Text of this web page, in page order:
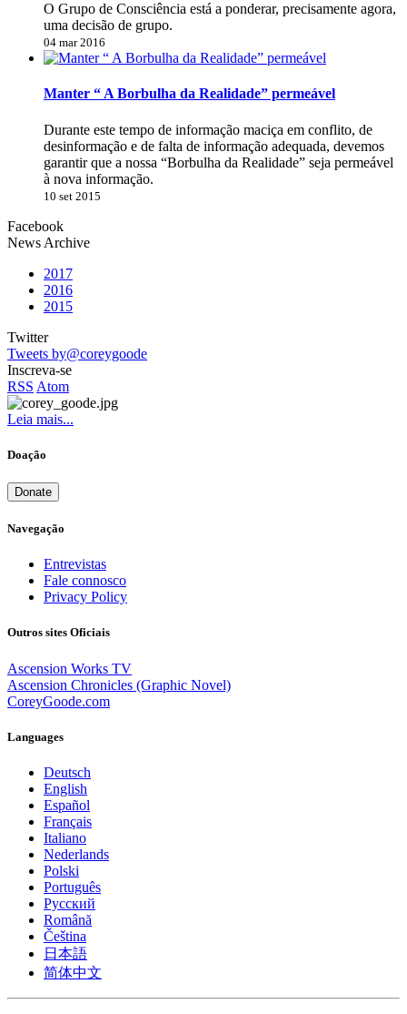
O Grupo de Consciência está a ponderar, precisamente agora,
uma decisão de grupo.
04 mar 2016
Manter “ A Borbulha da Realidade” permeável
Durante este tempo de informação maciça em conflito, de
desinformação e de falta de informação adequada, devemos
garantir que a nossa “Borbulha da Realidade” seja permeável
à nova informação.
10 set 2015
Facebook
News Archive
2017
2016
2015
Twitter
Tweets by@coreygoode
Inscreva-se
RSS Atom
Leia mais...
Doação
Donate
Navegação
Entrevistas
Fale connosco
Privacy Policy
Outros sites Oficiais
Ascension Works TV
Ascension Chronicles (Graphic Novel)
CoreyGoode.com
Languages
Deutsch
English
Español
Français
Italiano
Nederlands
Polski
Português
Pусский
Română
Čeština
日本語
简体中文